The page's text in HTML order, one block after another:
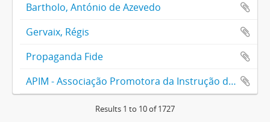
Bartholo, António de Azevedo
Gervaix, Régis
Propaganda Fide
APIM - Associação Promotora da Instrução dos Macaenses
Results 1 to 10 of 1727